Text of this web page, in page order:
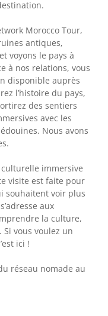
Morocco Tour,
antiques,
voyons le pays à
à nos relations, vous
disponible auprès
l’histoire du pays,
des sentiers
avec les
Nous avons
immersive
visite est faite pour
souhaitent voir plus
aux
la culture,
Si vous voulez un
ici !
réseau nomade au